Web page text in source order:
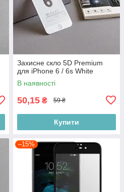
Захисне скло 5D Premium
для iPhone 6 / 6s White
В наявності
50,15 ₴ 59 ₴
Купити
–15%